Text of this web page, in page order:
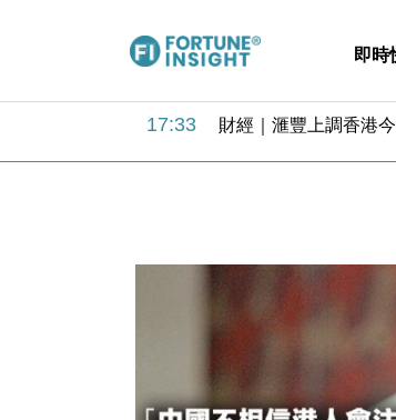
即時
17:33 財經｜滙豐上調香港
16:47 本地｜假冒內地執法
16:05 財經｜日經失守6.5萬
財經｜日本春季三度
國際｜特朗普料美伊
財經｜SA售股自救後
財經｜華僑銀行上半
財經｜滙豐上調香港
16:47 本地｜假冒內地執法